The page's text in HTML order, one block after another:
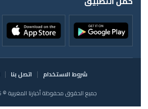
شروط الاستخدام اتصل بنا
جميع الحقوق محفوظة أخبارنا المغربية © 2026 - 2011